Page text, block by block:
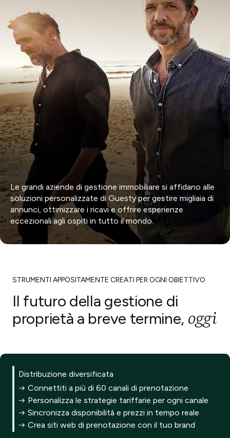
Le grandi aziende di gestione immobiliare si affidano alle
soluzioni personalizzate di Guesty per gestire migliaia di
annunci, ottimizzare i ricavi e offrire esperienze
eccezionali agli ospiti in tutto il mondo.
STRUMENTI APPOSITAMENTE CREATI PER OGNI OBIETTIVO
Il futuro della gestione di
proprietà a breve termine, oggi
Distribuzione diversificata
Connettiti a più di 60 canali di prenotazione
Personalizza le strategie tariffarie per ogni canale
Sincronizza disponibilità e prezzi in tempo reale
Crea siti web di prenotazione con il tuo brand